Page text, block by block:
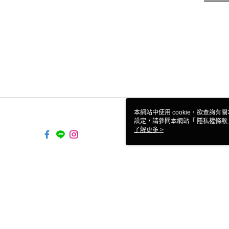
本網站中使用 cookie，欲查詢有
設定，請參閱本網站「 隱私權條款
使用 cookie。
了解更多 >